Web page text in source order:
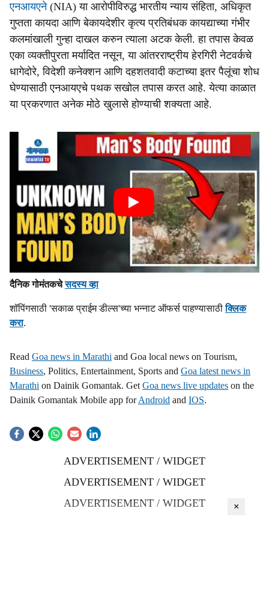
एनआयएने(NIA) या आरोपीविरुद्ध भारतीय न्याय संहिता, अधिकृत
गुप्तता कायदा आणि बेकायदेशीर कृत्य प्रतिबंधक कायद्याच्या गंभीर
कलमांखाली गुन्हा दाखल करुन त्याला अटक केली. हा तपास केवळ
एका व्यक्तीपुरता मर्यादित नसून, या आंतरराष्ट्रीय हेरगिरी नेटवर्कचे
धागेदोरे, विदेशी कनेक्शन आणि दहशतवादी कटाच्या इतर पैलूंचा शोध
घेण्यासाठी एनआयएचे पथक सखोल तपास करत आहे. येत्या काळात
या प्रकरणात अनेक मोठे खुलासे होण्याची शक्यता आहे.
दैनिक गोमंतकचेसदस्य व्हा
शॉपिंगसाठी 'सकाळ प्राईम डील्स'च्या भन्नाट ऑफर्स पाहण्यासाठीक्लिक
करा.
Read Goa news in Marathi and Goa local news on Tourism,
Business, Politics, Entertainment, Sports and Goa latest news in
Marathi on Dainik Gomantak. Get Goa news live updates on the
Dainik Gomantak Mobile app forAndroid and IOS.
ADVERTISEMENT / WIDGET
ADVERTISEMENT / WIDGET
ADVERTISEMENT / WIDGET
×